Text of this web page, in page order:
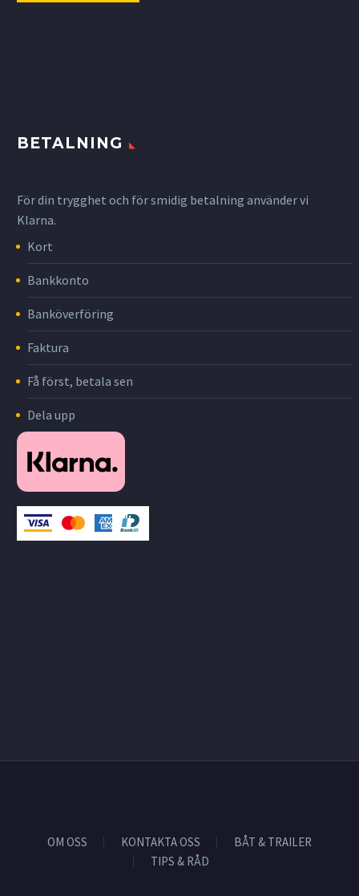
BETALNING
För din trygghet och för smidig betalning använder vi
Klarna.
Kort
Bankkonto
Banköverföring
Faktura
Få först, betala sen
Dela upp
OM OSS KONTAKTA OSS
BÅT & TRAILER
TIPS & RÅD